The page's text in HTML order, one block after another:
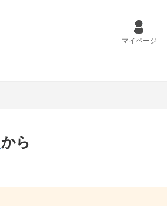
マイページ
から